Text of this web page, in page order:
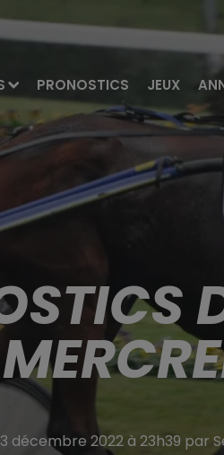
PRONOSTICS JEUX
décembre 2022 à 23h39 par